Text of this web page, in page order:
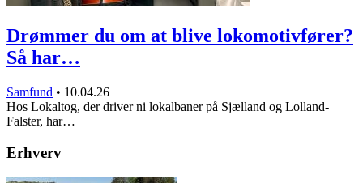
Drømmer du om at blive lokomotivfører?
Så har…
Samfund • 10.04.26
Hos Lokaltog, der driver ni lokalbaner på Sjælland og Lolland-
Falster, har…
Erhverv